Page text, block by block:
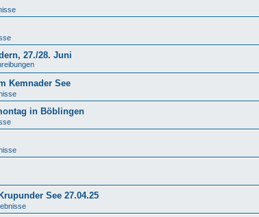
27./28. Juni
Kemnader See
in Böblingen
See 27.04.25